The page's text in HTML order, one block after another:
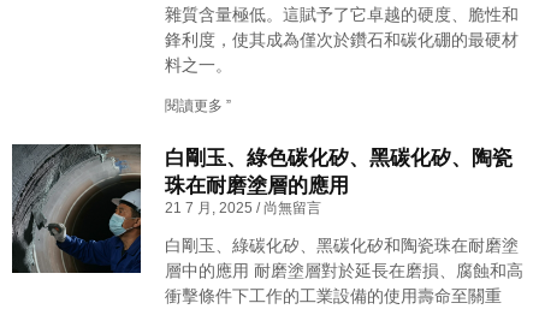
雜質含量極低。這賦予了它卓越的硬度、脆性和
鋒利度，使其成為僅次於鑽石和碳化硼的最硬材
料之一。
閱讀更多 ”
白剛玉、綠色碳化矽、黑碳化矽、陶瓷
珠在耐磨塗層的應用
21 7 月, 2025 尚無留言
白剛玉、綠碳化矽、黑碳化矽和陶瓷珠在耐磨塗
層中的應用 耐磨塗層對於延長在磨損、腐蝕和高
衝擊條件下工作的工業設備的使用壽命至關重